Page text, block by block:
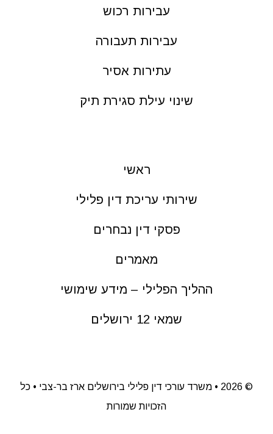
עבירות רכוש
עבירות תעבורה
עתירות אסיר
שינוי עילת סגירת תיק
ראשי
שירותי עריכת דין פלילי
פסקי דין נבחרים
מאמרים
ההליך הפלילי – מידע שימושי
שמאי 12 ירושלים
©
2026 • משרד עורכי דין פלילי בירושלים ארז בר-צבי • כל
הזכויות שמורות